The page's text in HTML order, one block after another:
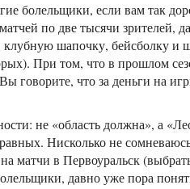
болельщики, если вам так
по две тысячи зрителей,
шапочку, бейсболку
При том, что в прошлом
говорите, что за деньги на
не «область должна», а
Нисколько не
матчи в Первоуральск
давно уже пора